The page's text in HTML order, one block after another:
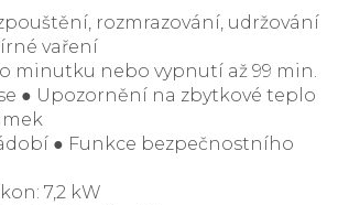
rozmrazování, udržování
vaření
minutku nebo vypnutí až 99 min.
● Upozornění na zbytkové teplo
● Funkce bezpečnostního
7,2 kW